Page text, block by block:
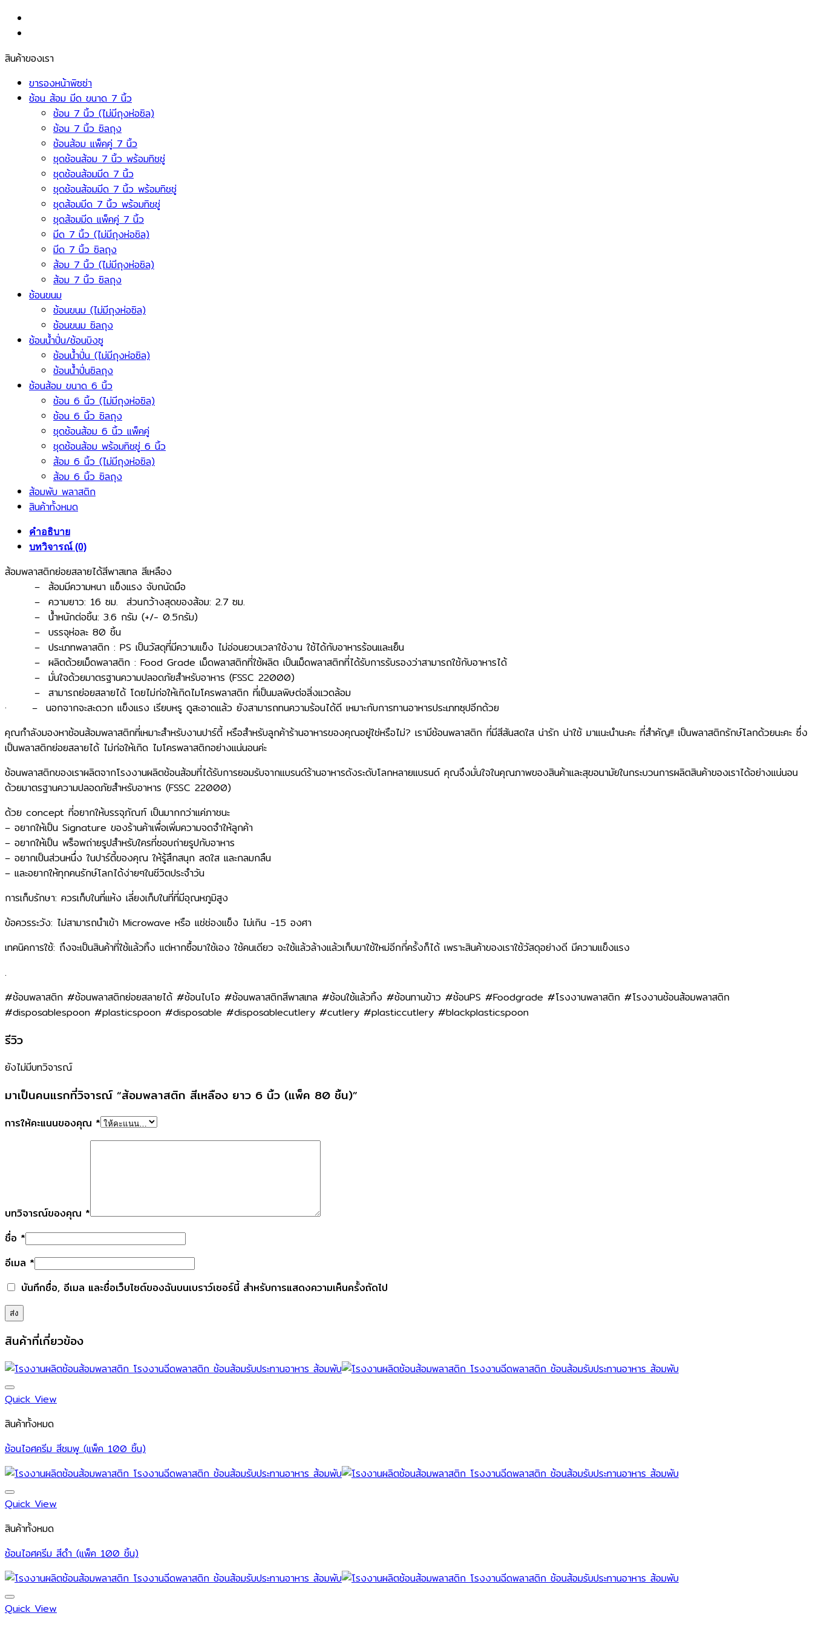
สินค้าของเรา
ขารองหน้าพิซซ่า
ช้อน ส้อม มีด ขนาด 7 นิ้ว
ช้อน 7 นิ้ว (ไม่มีถุงห่อซิล)
ช้อน 7 นิ้ว ซิลถุง
ช้อนส้อม แพ็คคู่ 7 นิ้ว
ชุดช้อนส้อม 7 นิ้ว พร้อมทิชชู่
ชุดช้อนส้อมมีด 7 นิ้ว
ชุดช้อนส้อมมีด 7 นิ้ว พร้อมทิชชู่
ชุดส้อมมีด 7 นิ้ว พร้อมทิชชู่
ชุดส้อมมีด แพ็คคู่ 7 นิ้ว
มีด 7 นิ้ว (ไม่มีถุงห่อซิล)
มีด 7 นิ้ว ซิลถุง
ส้อม 7 นิ้ว (ไม่มีถุงห่อซิล)
ส้อม 7 นิ้ว ซิลถุง
ช้อนขนม
ช้อนขนม (ไม่มีถุงห่อซิล)
ช้อนขนม ซิลถุง
ช้อนน้ำปั่น/ช้อนบิงซู
ช้อนน้ำปั่น (ไม่มีถุงห่อซิล)
ช้อนน้ำปั่นซิลถุง
ช้อนส้อม ขนาด 6 นิ้ว
ช้อน 6 นิ้ว (ไม่มีถุงห่อซิล)
ช้อน 6 นิ้ว ซิลถุง
ชุดช้อนส้อม 6 นิ้ว แพ็คคู่
ชุดช้อนส้อม พร้อมทิชชู่ 6 นิ้ว
ส้อม 6 นิ้ว (ไม่มีถุงห่อซิล)
ส้อม 6 นิ้ว ซิลถุง
ส้อมพับ พลาสติก
สินค้าทั้งหมด
คำอธิบาย
บทวิจารณ์ (0)
ส้อมพลาสติกย่อยสลายได้สีพาสเทล สีเหลือง
– ส้อมมีความหนา แข็งแรง จับถนัดมือ
– ความยาว: 16 ซม. ส่วนกว้างสุดของส้อม: 2.7 ซม.
– น้ำหนักต่อชิ้น: 3.6 กรัม (+/- 0.5กรัม)
– บรรจุห่อละ 80 ชิ้น
– ประเภทพลาสติก : PS เป็นวัสดุที่มีความแข็ง ไม่อ่อนยวบเวลาใช้งาน ใช้ได้กับอาหารร้อนและเย็น
– ผลิตด้วยเม็ดพลาสติก : Food Grade เม็ดพลาสติกที่ใช้ผลิต เป็นเม็ดพลาสติกที่ได้รับการรับรองว่าสามารถใช้กับอาหารได้
– มั่นใจด้วยมาตรฐานความปลอดภัยสำหรับอาหาร (FSSC 22000)
– สามารถย่อยสลายได้ โดยไม่ก่อให้เกิดไมโครพลาสติก ที่เป็นมลพิษต่อสิ่งแวดล้อม
· – นอกจากจะสะดวก แข็งแรง เรียบหรู ดูสะอาดแล้ว ยังสามารถทนความร้อนได้ดี เหมาะกับการทานอาหารประเภทซุปอีกด้วย
คุณกำลังมองหาช้อนส้อมพลาสติกที่เหมาะสำหรับงานปาร์ตี้ หรือสำหรับลูกค้าร้านอาหารของคุณอยู่ใช่หรือไม่? เรามีช้อนพลาสติก ที่มีสีสันสดใส ​น่ารัก น่าใช้ มาแนะนำนะคะ​ ที่สำคัญ!! เป็นพลาสติกรักษ์โลกด้วยนะคะ​ ซึ่ง
เป็นพลาสติกย่อยสลายได้ ​ไม่ก่อให้เกิด ไมโครพลาสติกอย่างแน่นอนค่ะ​
ช้อนพลาสติกของเราผลิตจากโรงงานผลิตช้อนส้อมที่ได้รับการยอมรับจากแบรนด์ร้านอาหารดังระดับโลกหลายแบรนด์ คุณจึงมั่นใจในคุณภาพของสินค้าและสุขอนามัยในกระบวนการผลิตสินค้าของเราได้อย่างแน่นอน
ด้วยมาตรฐานความปลอดภัยสำหรับอาหาร (FSSC 22000)
ด้วย concept ที่อยากให้บรรจุภัณฑ์ เป็นมากกว่าแค่ภาชนะ​
– อยากให้เป็น Signature ของร้านค้าเพื่อเพิ่มความจดจำให้ลูกค้า​
– อยากให้เป็น พร็อพถ่ายรูปสำหรับใครที่ชอบถ่ายรูปกับอาหาร​
– อยากเป็นส่วนหนึ่ง ในปาร์ตี้ของคุณ ให้รู้สึกสนุก สดใส และกลมกลืน​
– และอยากให้ทุกคนรักษ์โลกได้ง่ายๆในชีวิตประจำวัน
การเก็บรักษา: ควรเก็บในที่แห้ง เลี่ยงเก็บในที่ที่มีอุณหภูมิสูง
ข้อควรระวัง: ไม่สามารถนำเข้า Microwave หรือ แช่ช่องแข็ง ไม่เกิน -15 องศา
เทคนิคการใช้: ถึงจะเป็นสินค้าที่ใช้แล้วทิ้ง แต่หากซื้อมาใช้เอง ใช้คนเดียว จะใช้แล้วล้างแล้วเก็บมาใช้ใหม่อีกกี่ครั้งก็ได้ เพราะสินค้าของเราใช้วัสดุอย่างดี มีความแข็งแรง
.
#ช้อนพลาสติก #ช้อนพลาสติกย่อยสลายได้ #ช้อนไบโอ #ช้อนพลาสติกสีพาสเทล #ช้อนใช้แล้วทิ้ง #ช้อนทานข้าว #ช้อนPS #Foodgrade #โรงงานพลาสติก #โรงงานช้อนส้อมพลาสติก
#disposablespoon #plasticspoon #disposable #disposablecutlery #cutlery #plasticcutlery #blackplasticspoon
รีวิว
ยังไม่มีบทวิจารณ์
มาเป็นคนแรกที่วิจารณ์ “ส้อมพลาสติก สีเหลือง ยาว 6 นิ้ว (แพ็ค 80 ชิ้น)”
การให้คะแนนของคุณ *
บทวิจารณ์ของคุณ *
ชื่อ *
อีเมล *
บันทึกชื่อ, อีเมล และชื่อเว็บไซต์ของฉันบนเบราว์เซอร์นี้ สำหรับการแสดงความเห็นครั้งถัดไป
สินค้าที่เกี่ยวข้อง
Quick View
สินค้าทั้งหมด
ช้อนไอศครีม สีชมพู (แพ็ค 100 ชิ้น)
Quick View
สินค้าทั้งหมด
ช้อนไอศครีม สีดำ (แพ็ค 100 ชิ้น)
Quick View